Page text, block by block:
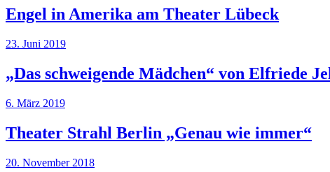
Engel in Amerika am Theater Lübeck
23. Juni 2019
„Das schweigende Mädchen“ von Elfriede
6. März 2019
Theater Strahl Berlin „Genau wie immer“
20. November 2018